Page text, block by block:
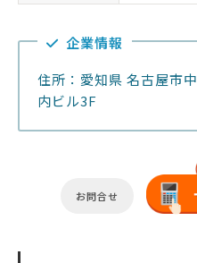
企業情報
住所：愛知県 名古屋市
内ビル3F
お問合せ